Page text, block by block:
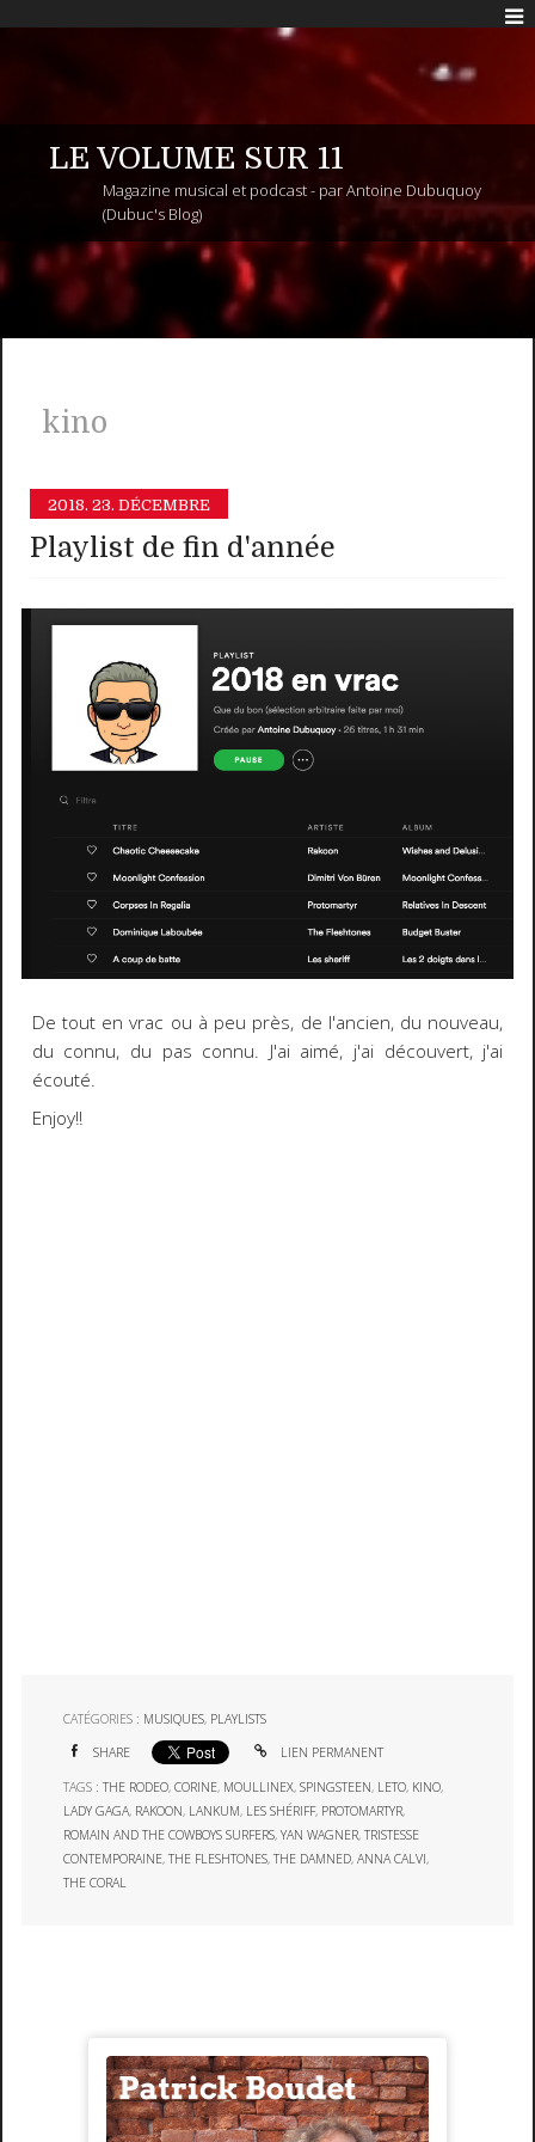
LE VOLUME SUR 11
Magazine musical et podcast - par Antoine Dubuquoy
(Dubuc's Blog)
kino
2018. 23. DÉCEMBRE
Playlist de fin d'année
De tout en vrac ou à peu près, de l'ancien, du nouveau,
du connu, du pas connu. J'ai aimé, j'ai découvert, j'ai
écouté.
Enjoy!!
CATÉGORIES : MUSIQUES, PLAYLISTS
SHARE LIEN PERMANENT
TAGS :THE RODEO,CORINE, MOULLINEX,SPINGSTEEN, LETO, KINO,
LADY GAGA, RAKOON, LANKUM, LES SHÉRIFF, PROTOMARTYR,
ROMAIN AND THE COWBOYS SURFERS,YAN WAGNER,TRISTESSE
CONTEMPORAINE,THE FLESHTONES,THE DAMNED,ANNA CALVI,
THE CORAL